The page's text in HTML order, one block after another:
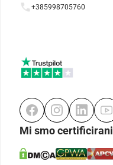
+385998705760
Mi smo certificirani